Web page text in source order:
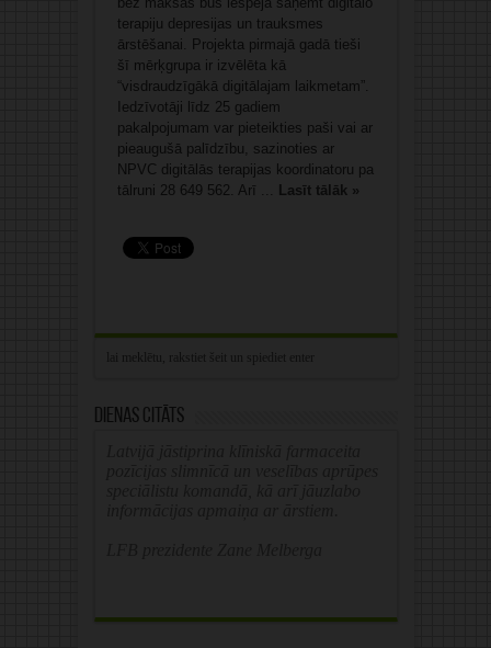
terapiju depresijas un trauksmes
ārstēšanai. Projekta pirmajā gadā tieši
šī mērķgrupa ir izvēlēta kā
“visdraudzīgākā digitālajam laikmetam”.
Iedzīvotāji līdz 25 gadiem
pakalpojumam var pieteikties paši vai ar
pieaugušā palīdzību, sazinoties ar
NPVC digitālās terapijas koordinatoru pa
tālruni 28 649 562. Arī ... Lasīt tālāk »
Dienas citāts